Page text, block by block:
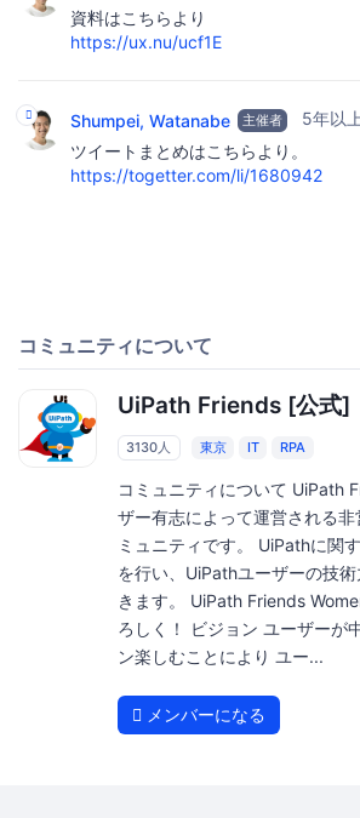
資料はこちらより
https://ux.nu/ucf1E
Shumpei, Watanabe 主催者
5年以
ツイートまとめはこちらより。
https://togetter.com/li/1680942
コミュニティについて
UiPath Friends [公式]
3130人 東京 IT RPA
コミュニティについて UiPath
ザー有志によって運営される
ミュニティです。 UiPathに関
を行い、UiPathユーザーの技
きます。 UiPath Friends
ろしく！ ビジョン ユーザーが
ン楽しむことにより ユー...
メンバーになる